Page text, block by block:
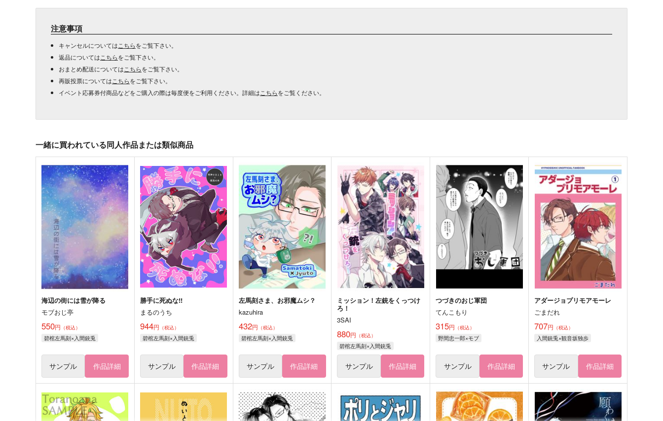
注意事項
キャンセルについては こちらをご覧下さい。
返品については こちらをご覧下さい。
おまとめ配送については こちらをご覧下さい。
再販投票については こちらをご覧下さい。
イベント応募券付商品などをご購入の際は毎度便をご利用ください。詳細は こちらをご覧ください。
一緒に買われている同人作品または類似商品
海辺の街には雪が降る
モブおじ亭
550円 （税込）
碧棺左馬刻×入間銃兎
サンプル 作品詳細
勝手に死ぬな!!
まるのうち
944円 （税込）
碧棺左馬刻×入間銃兎
サンプル 作品詳細
左馬刻さま、お邪魔ムシ？
kazuhira
432円 （税込）
碧棺左馬刻×入間銃兎
サンプル 作品詳細
ミッション！左銃をくっつけ
ろ！
3SAI
880円 （税込）
碧棺左馬刻×入間銃兎
サンプル 作品詳細
つづきのおじ軍団
てんこもり
315円 （税込）
野間忠一郎×モブ
サンプル 作品詳細
アダージョプリモアモーレ
ごまだれ
707円 （税込）
入間銃兎×観音坂独歩
サンプル 作品詳細